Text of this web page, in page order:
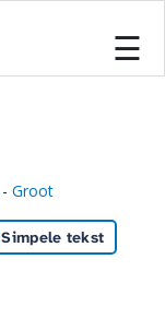
×
☰
- Groot
Simpele tekst